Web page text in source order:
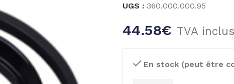
UGS : 360.000.000.95
44.58€ TVA
En stock (peut être